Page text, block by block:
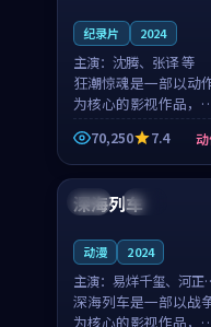
纪录片 2024
主演： 沈腾、张译 等
狂潮惊魂是一部以动
为核心的影视作品，
绕危机、反转与人物
长展开，整体节奏紧
凑，值得推荐观看。
70,250 7.4
英国 热播
深海列车
动漫 2024
主演： 易烊千玺、河正
等
深海列车是一部以战
为核心的影视作品，